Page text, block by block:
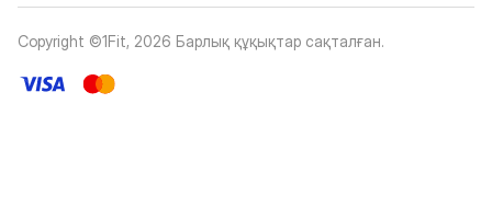
Copyright ©1Fit, 2026 Барлық құқықтар сақталған.